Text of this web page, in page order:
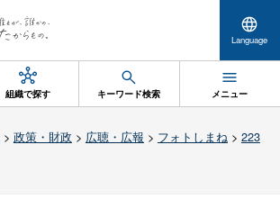
Language
組織で探す キーワード検索 メニュー
> 政策・財政 > 広聴・広報 > フォトしまね> 223